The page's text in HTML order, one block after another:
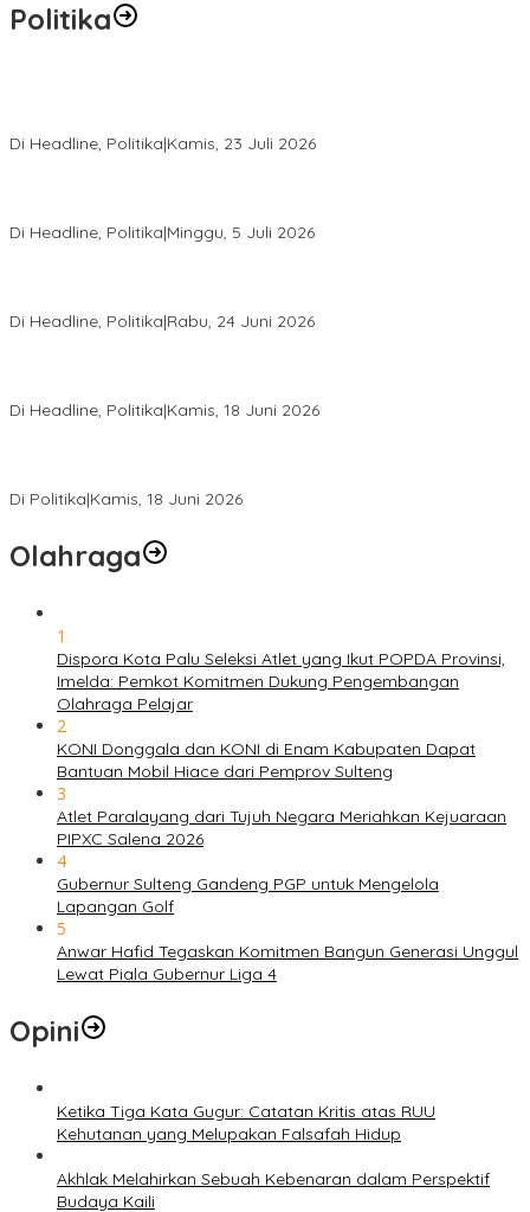
Politika
Di Headline, Politika|Kamis, 23 Juli 2026
Di Headline, Politika|Minggu, 5 Juli 2026
Di Headline, Politika|Rabu, 24 Juni 2026
Di Headline, Politika|Kamis, 18 Juni 2026
Di Politika|Kamis, 18 Juni 2026
Olahraga
1
Dispora Kota Palu Seleksi Atlet yang Ikut POPDA Provinsi,
Imelda: Pemkot Komitmen Dukung Pengembangan
Olahraga Pelajar
2
KONI Donggala dan KONI di Enam Kabupaten Dapat
Bantuan Mobil Hiace dari Pemprov Sulteng
3
Atlet Paralayang dari Tujuh Negara Meriahkan Kejuaraan
PIPXC Salena 2026
4
Gubernur Sulteng Gandeng PGP untuk Mengelola
Lapangan Golf
5
Anwar Hafid Tegaskan Komitmen Bangun Generasi Unggul
Lewat Piala Gubernur Liga 4
Opini
Ketika Tiga Kata Gugur: Catatan Kritis atas RUU
Kehutanan yang Melupakan Falsafah Hidup
Akhlak Melahirkan Sebuah Kebenaran dalam Perspektif
Budaya Kaili